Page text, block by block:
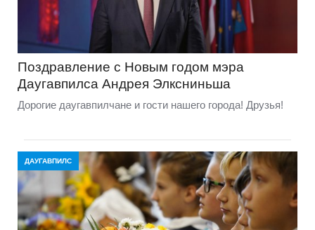
Поздравление с Новым годом мэра
Даугавпилса Андрея Элксниньша
Дорогие даугавпилчане и гости нашего города! Друзья!
ДАУГАВПИЛС